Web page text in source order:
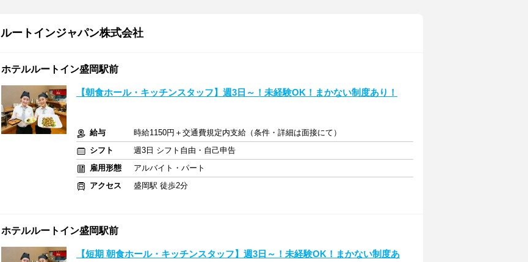
ルートインジャパン株式会社
ホテルルートイン盛岡駅前
【朝食ホール・キッチンスタッフ】週3日～！未経験OK！まかない制度あり！
給与
時給1150円＋交通費規定内支給（条件・詳細は面接にて）
シフト
週3日 シフト自由・自己申告
雇用形態
アルバイト・パート
アクセス
盛岡駅 徒歩2分
ホテルルートイン盛岡駅前
【短期 朝食ホール・キッチンスタッフ】週3日～！未経験OK！まかない制度あ